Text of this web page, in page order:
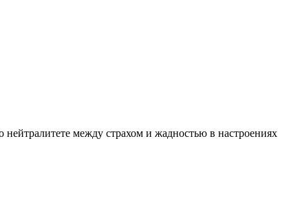
между страхом и жадностью в настроениях